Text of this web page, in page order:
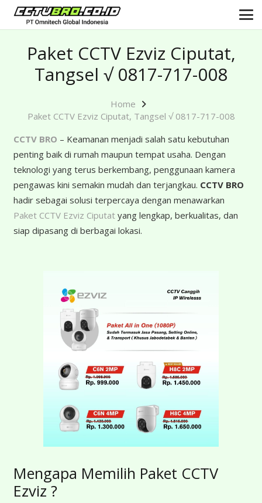
Paket CCTV Ezviz Ciputat,
Tangsel √ 0817-717-008
Home
Paket CCTV Ezviz Ciputat, Tangsel √ 0817-717-008
CCTV BRO – Keamanan menjadi salah satu kebutuhan
penting baik di rumah maupun tempat usaha. Dengan
teknologi yang terus berkembang, penggunaan kamera
pengawas kini semakin mudah dan terjangkau. CCTV BRO
hadir sebagai solusi terpercaya dengan menawarkan
Paket CCTV Ezviz Ciputatyang lengkap, berkualitas, dan
siap dipasang di berbagai lokasi.
Mengapa Memilih Paket CCTV
Ezviz ?